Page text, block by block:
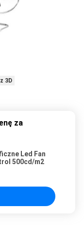
3D
za
Led Fan
500cd/m2